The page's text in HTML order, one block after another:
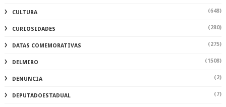
CULTURA (648)
CURIOSIDADES (280)
DATAS COMEMORATIVAS (275)
DELMIRO (1508)
DENUNCIA (2)
DEPUTADOESTADUAL (7)